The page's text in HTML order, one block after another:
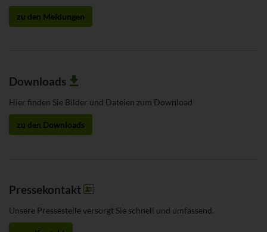
zu den Meldungen
Downloads
Hier finden Sie Bilder und Dateien zum Download
zu den Downloads
Pressekontakt
Unsere Pressestelle versorgt Sie schnell und umfassend.